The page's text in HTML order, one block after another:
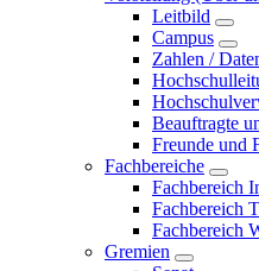
Leitbild
Campus
Zahlen /
Beauftragte
Freunde und
Fachbereiche
Fachbereich
Fachbereich
Fachbereich
Gremien